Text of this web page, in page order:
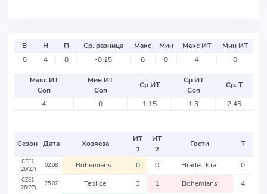
В Н П Ср. разница Макс Мин Макс ИТ
Мин ИТ
8
4 8 -0.15 6 0 4 0
Макс ИТ
Соп
Мин ИТ
Соп
Ср ИТ
Ср ИТ
Соп
Ср. Т
4
0 1.15 1.3 2.45
Сезон Дата Хозяева
ИТ
1
ИТ
2
Гости Т
CZE1
(26/27)
02.08 Bohemians 0 0 Hradec Kra 0
CZE1
(26/27)
25.07 Teplice 3 1 Bohemians 4